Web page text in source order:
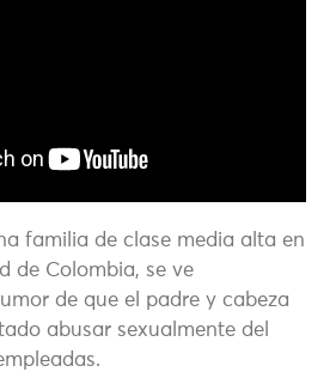
familia de clase media alta en
de Colombia, se ve
de que el padre y cabeza
abusar sexualmente del